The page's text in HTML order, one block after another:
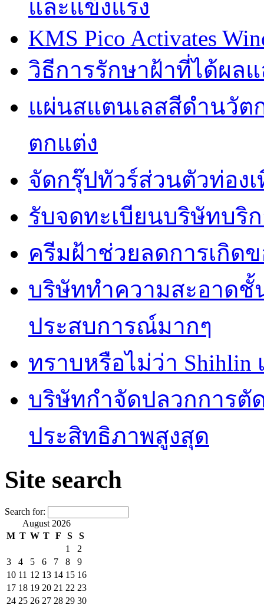
และแข็งแรง
KMS Pico Activates
วิธีการรักษาฝ้าที่ได้ผล
แผ่นสแตนเลสสีดำนวั
ตกแต่ง
จัดกรุ๊ปทัวร์ส่วนตัวท่อง
รับจดทะเบียนบริษัทบริ
ครีมฝ้าช่วยลดการเกิด
บริษัททำความสะอาด
ประสบการณ์มากๆ
ทราบหรือไม่ว่า
บริษัทกำจัดปลวกการตั
ประสิทธิภาพสูงสุด
Site search
Search for:
August 2026
M T W T F S
S
1
2
3
4 5 6 7 8
9
10 11 12 13 14 15 16
17 18 19 20 21 22 23
24 25 26 27 28 29 30